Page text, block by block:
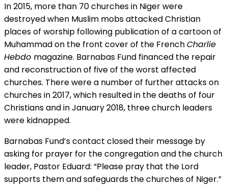
In 2015, more than 70 churches in Niger were
destroyed when Muslim mobs attacked Christian
places of worship following publication of a cartoon of
Muhammad on the front cover of the FrenchCharlie
Hebdo magazine. Barnabas Fund financed the repair
and reconstruction of five of the worst affected
churches. There were a number of further attacks on
churches in 2017, which resulted in the deaths of four
Christians and in January 2018, three church leaders
were kidnapped.
Barnabas Fund’s contact closed their message by
asking for prayer for the congregation and the church
leader, Pastor Eduard: “Please pray that the Lord
supports them and safeguards the churches of Niger.”